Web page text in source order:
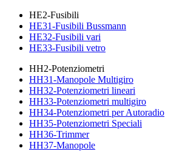
HE2-Fusibili
HE31-Fusibili Bussmann
HE32-Fusibili vari
HE33-Fusibili vetro
HH2-Potenziometri
HH31-Manopole Multigiro
HH32-Potenziometri lineari
HH33-Potenziometri multigiro
HH34-Potenziometri per Autoradio
HH35-Potenziometri Speciali
HH36-Trimmer
HH37-Manopole